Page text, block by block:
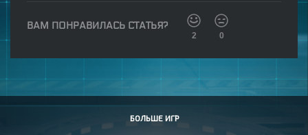
ВАМ ПОНРАВИЛАСЬ СТАТЬЯ?
2 0
БОЛЬШЕ ИГР